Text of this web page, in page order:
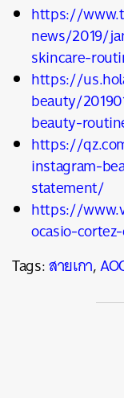
https://
news/2019/
skincare-
https://
beauty/
beauty-
https://
instagram-
statement/
https://
ocasio-
Tags:สายเกา,